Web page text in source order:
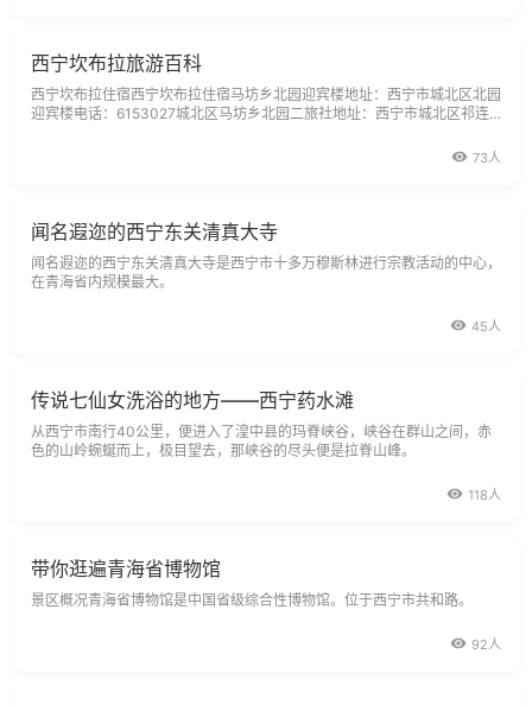
西宁坎布拉旅游百科
西宁坎布拉住宿西宁坎布拉住宿马坊乡北园迎宾楼地址：西宁市城北区北园
迎宾楼电话：6153027城北区马坊乡北园二旅社地址：西宁市城北区祁连
73人
闻名遐迩的西宁东关清真大寺
闻名遐迩的西宁东关清真大寺是西宁市十多万穆斯林进行宗教活动的中心，
在青海省内规模最大。
45人
传说七仙女洗浴的地方——西宁药水滩
从西宁市南行40公里，便进入了湟中县的玛脊峡谷，峡谷在群山之间，赤
色的山岭蜿蜒而上，极目望去，那峡谷的尽头便是拉脊山峰。
118人
带你逛遍青海省博物馆
景区概况青海省博物馆是中国省级综合性博物馆。位于西宁市共和路。
92人